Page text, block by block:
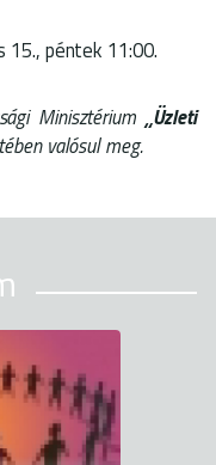
15., péntek 11:00.
Minisztérium„Üzleti
valósul meg.